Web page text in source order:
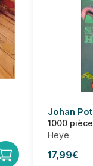
Johan
1000
Heye
17,99€